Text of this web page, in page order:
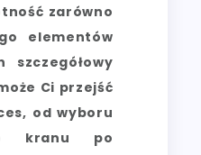
zarówno
elementów
szczegółowy
Ci przejść
od wyboru
kranu po